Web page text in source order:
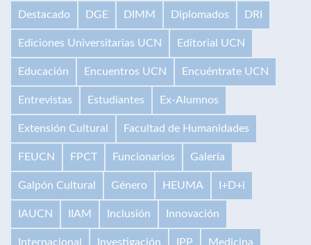
Destacado DGE DIMM Diplomados DRI
Ediciones Universitarias UCN Editorial UCN
Educación Encuentros UCN Encuéntrate UCN
Entrevistas Estudiantes Ex-Alumnos
Extensión Cultural Facultad de Humanidades
FEUCN FPCT Funcionarios Galería
Galpón Cultural Género HEUMA I+D+i
IAUCN IIAM Inclusión Innovación
Internacional Investigación IPP Medicina